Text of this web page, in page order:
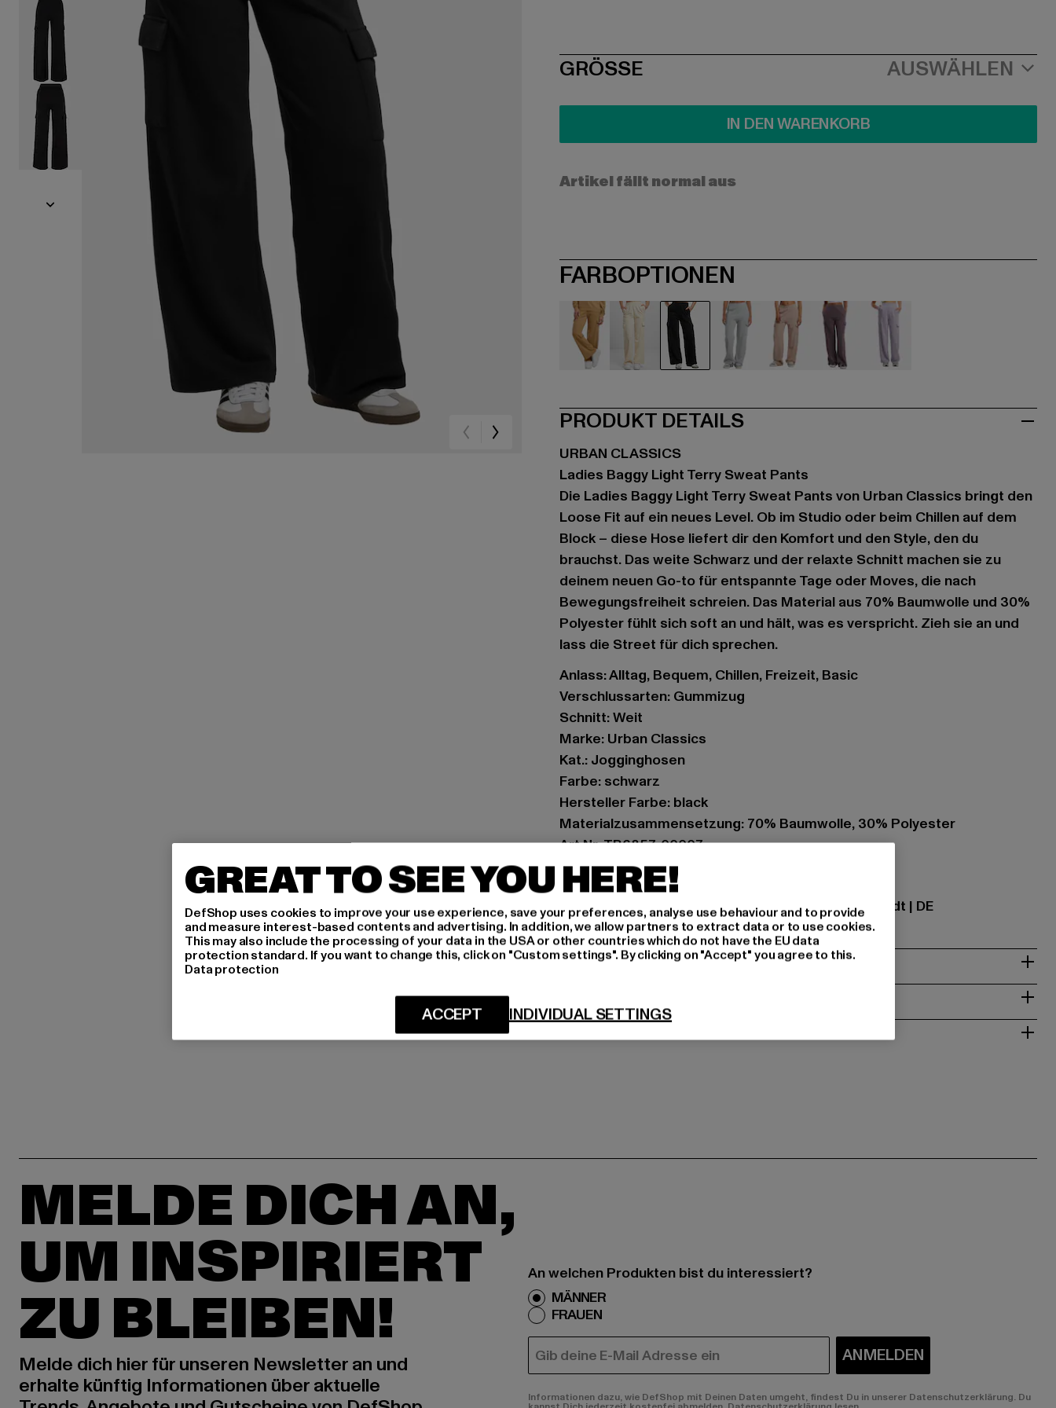
SIZE
GRÖSSE AUSWÄHLEN
IN DEN WARENKORB
Artikel fällt normal aus
FARBOPTIONEN
PRODUKT DETAILS
URBAN CLASSICS
Ladies Baggy Light Terry Sweat Pants
Die Ladies Baggy Light Terry Sweat Pants von Urban Classics bringt den
Loose Fit auf ein neues Level. Ob im Studio oder beim Chillen auf dem
Block – diese Hose liefert dir den Komfort und den Style, den du
brauchst. Das weite Schwarz und der relaxte Schnitt machen sie zu
deinem neuen Go-to für entspannte Tage oder Moves, die nach
Bewegungsfreiheit schreien. Das Material aus 70% Baumwolle und 30%
Polyester fühlt sich soft an und hält, was es verspricht. Zieh sie an und
lass die Street für dich sprechen.
Anlass: Alltag, Bequem, Chillen, Freizeit, Basic
Verschlussarten: Gummizug
Schnitt: Weit
Marke: Urban Classics
Kat.: Jogginghosen
Farbe: schwarz
Hersteller Farbe: black
Materialzusammensetzung: 70% Baumwolle, 30% Polyester
Art.Nr: TB6857-00007
Hersteller: TB International GmbH |
Dr.-Robert-Murjahn-Straße 7 | 64372 Ober-Ramstadt | DE
GRÖSSE & PASSFORM
LIEFERUNG & RÜCKGABE
MELDE DICH AN,
UM INSPIRIERT
ZU BLEIBEN!
Melde dich hier für unseren Newsletter an und
erhalte künftig Informationen über aktuelle
An welchen Produkten bist du interessiert?
MÄNNER
FRAUEN
E-MAIL ANMELDEN
Informationen dazu, wie DefShop mit Deinen Daten umgeht, findest Du in unserer Datenschutzerklärung. Du
GREAT TO SEE YOU HERE!
DefShop uses cookies to improve your use experience, save your preferences, analyse use behaviour and to provide
and measure interest-based contents and advertising. In addition, we allow partners to extract data or to use cookies.
This may also include the processing of your data in the USA or other countries which do not have the EU data
protection standard. If you want to change this, click on "Custom settings". By clicking on "Accept" you agree to this.
Data protection
INDIVIDUAL SETTINGS
ACCEPT